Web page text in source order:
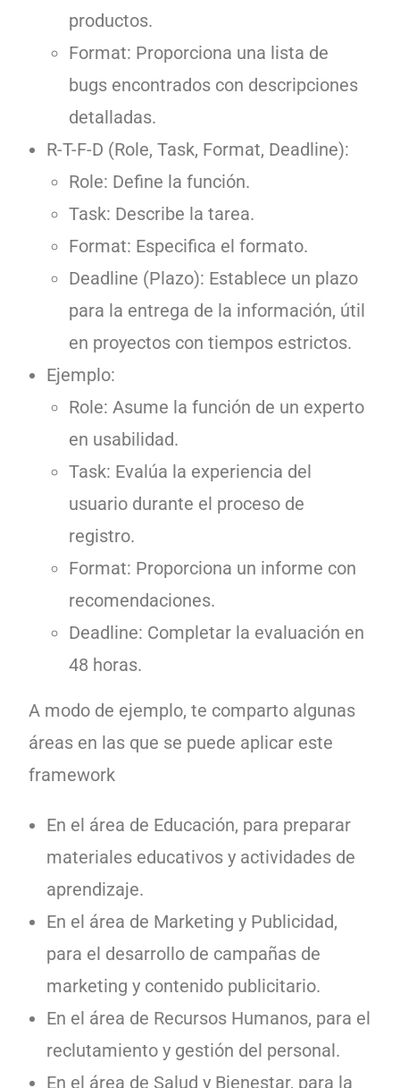
productos.
Format: Proporciona una lista de
bugs encontrados con descripciones
detalladas.
R-T-F-D (Role, Task, Format, Deadline):
Role: Define la función.
Task: Describe la tarea.
Format: Especifica el formato.
Deadline (Plazo): Establece un plazo
para la entrega de la información, útil
en proyectos con tiempos estrictos.
Ejemplo:
Role: Asume la función de un experto
en usabilidad.
Task: Evalúa la experiencia del
usuario durante el proceso de
registro.
Format: Proporciona un informe con
recomendaciones.
Deadline: Completar la evaluación en
48 horas.
A modo de ejemplo, te comparto algunas
áreas en las que se puede aplicar este
framework
En el área de Educación, para preparar
materiales educativos y actividades de
aprendizaje.
En el área de Marketing y Publicidad,
para el desarrollo de campañas de
marketing y contenido publicitario.
En el área de Recursos Humanos, para el
reclutamiento y gestión del personal.
En el área de Salud y Bienestar, para la